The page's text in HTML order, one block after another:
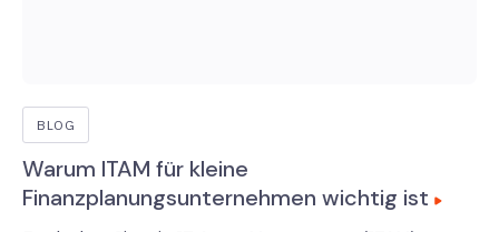
BLOG
Warum ITAM für kleine
Finanzplanungsunternehmen wichtig ist